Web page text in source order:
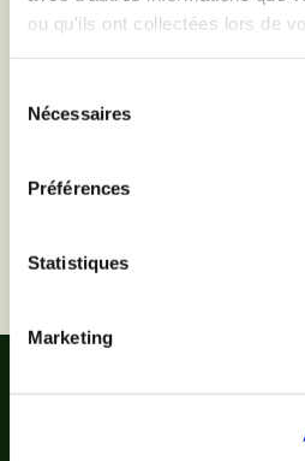
ou qu'ils ont collectées lors de
Nécessaires
Préférences
Statistiques
Marketing
Vous ne